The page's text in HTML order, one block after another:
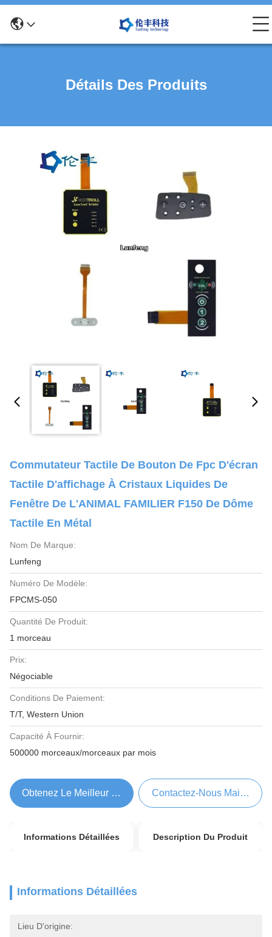
Détails Des Produits
Commutateur Tactile De Bouton De Fpc D'écran
Tactile D'affichage À Cristaux Liquides De
Fenêtre De L'ANIMAL FAMILIER F150 De Dôme
Tactile En Métal
Nom De Marque:
Lunfeng
Numéro De Modèle:
FPCMS-050
Quantité De Produit:
1 morceau
Prix:
Négociable
Conditions De Paiement:
T/T, Western Union
Capacité À Fournir:
500000 morceaux/morceaux par mois
Obtenez Le Meilleur Prix Contactez-Nous Maintenant
Informations Détaillées Description Du Produit
Informations Détaillées
Lieu D'origine: